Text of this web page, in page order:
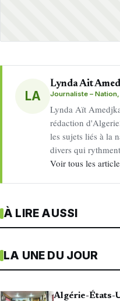
LA
Lynda Ait
Journaliste –
Lynda Aït
rédaction
les sujets liés à la
divers qui
Voir tous les
À LIRE AUSSI
LA UNE DU JOUR
Algérie-États-